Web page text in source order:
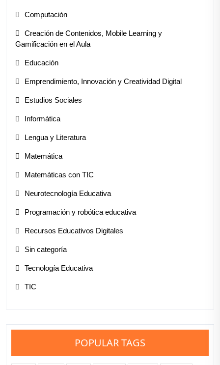
Computación
Creación de Contenidos, Mobile Learning y
Gamificación en el Aula
Educación
Emprendimiento, Innovación y Creatividad Digital
Estudios Sociales
Informática
Lengua y Literatura
Matemática
Matemáticas con TIC
Neurotecnología Educativa
Programación y robótica educativa
Recursos Educativos Digitales
Sin categoría
Tecnología Educativa
TIC
POPULAR TAGS